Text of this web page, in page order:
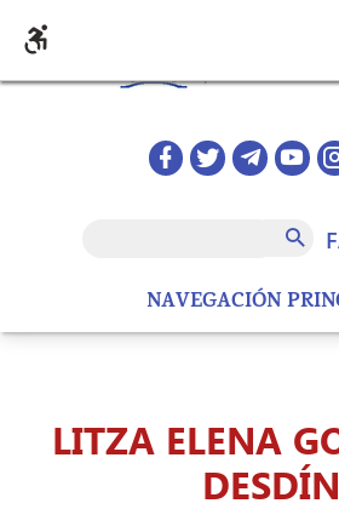
NAVEGACIÓN
Redes sociales
LITZA ELENA
DESDÍN